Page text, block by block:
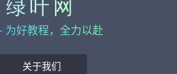
好教程，全力以赴
关于我们